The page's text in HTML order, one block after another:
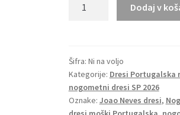
SP
2026
Joao
Neves
Dodaj v
Šifra: Ni na voljo
Kategorije: Dresi Portugalska
nogometni dresi SP 2026
Oznake: Joao Neves dresi,